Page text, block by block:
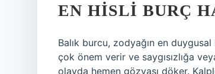
EN HISLI BURÇ
Balık burcu, zodyağın en duygusal
çok önem verir ve saygısızlığa
olayda hemen gözyaşı döker.